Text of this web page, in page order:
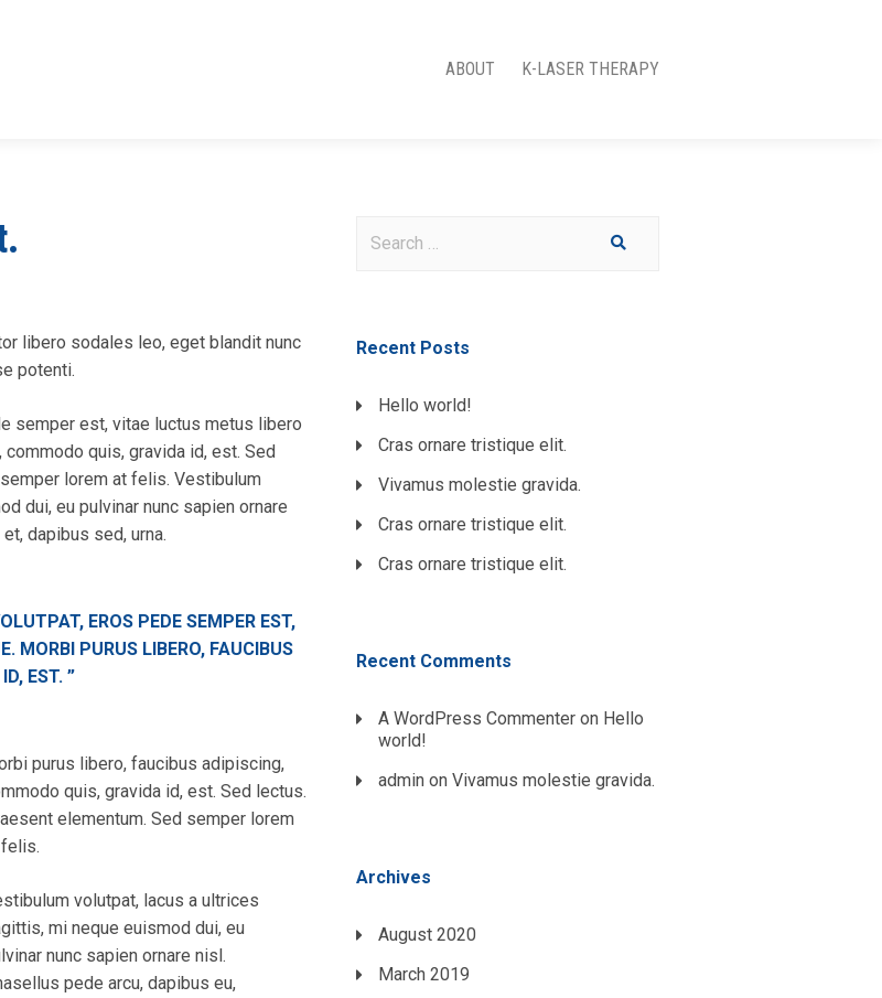
ABOUT K-LASER THERAPY
libero sodales leo, eget blandit nunc
potenti.
semper est, vitae luctus metus libero
quis, gravida id, est. Sed
lorem at felis. Vestibulum
dui, eu pulvinar nunc sapien ornare
dapibus sed, urna.
EROS PEDE SEMPER EST,
MORBI PURUS LIBERO, FAUCIBUS
EST. ”
purus libero, faucibus adipiscing,
quis, gravida id, est. Sed lectus.
elementum. Sed semper lorem
volutpat, lacus a ultrices
mi neque euismod dui, eu
nunc sapien ornare nisl.
pede arcu, dapibus eu,
Recent Posts
Hello world!
Cras ornare tristique elit.
Vivamus molestie gravida.
Cras ornare tristique elit.
Cras ornare tristique elit.
Recent Comments
A WordPress Commenteron Hello
world!
admin on Vivamus molestie gravida.
Archives
August 2020
March 2019